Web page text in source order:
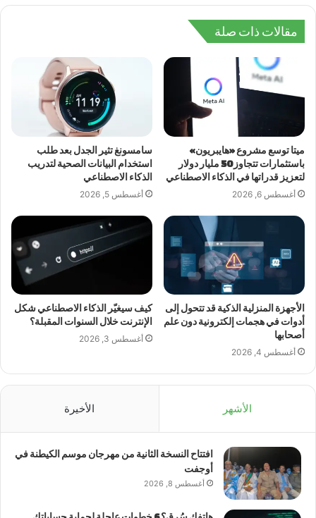
مقالات ذات صلة
ميتا توسع مشروع «هايبريون»
باستثمارات تتجاوز 50 مليار دولار
لتعزيز قدراتها في الذكاء الاصطناعي
أغسطس 6, 2026
سامسونغ تثير الجدل بعد طلب
استخدام البيانات الصحية لتدريب
الذكاء الاصطناعي
أغسطس 5, 2026
الأجهزة المنزلية الذكية قد تتحول إلى
أدوات في هجمات إلكترونية دون علم
أصحابها
أغسطس 4, 2026
كيف سيغيّر الذكاء الاصطناعي شكل
الإنترنت خلال السنوات المقبلة؟
أغسطس 3, 2026
الأشهر الأخيرة
افتتاح النسخة الثانية من مهرجان موسم الكيطنة في
أوجفت
أغسطس 8, 2026